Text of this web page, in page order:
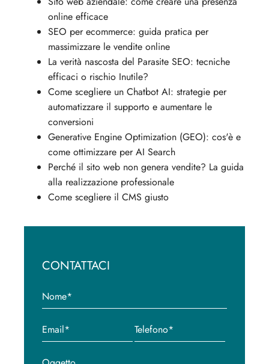
online efficace
SEO per ecommerce: guida pratica per
massimizzare le vendite online
La verità nascosta del Parasite SEO: tecniche
efficaci o rischio Inutile?
Come scegliere un Chatbot AI: strategie per
automatizzare il supporto e aumentare le
conversioni
Generative Engine Optimization (GEO): cos'è e
come ottimizzare per AI Search
Perché il sito web non genera vendite? La guida
alla realizzazione professionale
Come scegliere il CMS giusto
CONTATTACI